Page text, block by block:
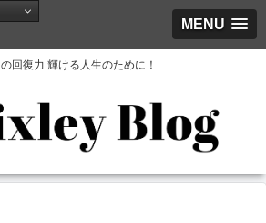
MENU
回復力 輝ける人生のために！